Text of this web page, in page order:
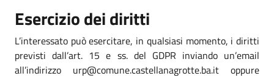
Esercizio dei diritti
L’interessato può esercitare, in qualsiasi momento, i diritti
previsti dall’art. 15 e ss. del GDPR inviando un’email
all’indirizzo urp@comune.castellanagrotte.ba.it oppure